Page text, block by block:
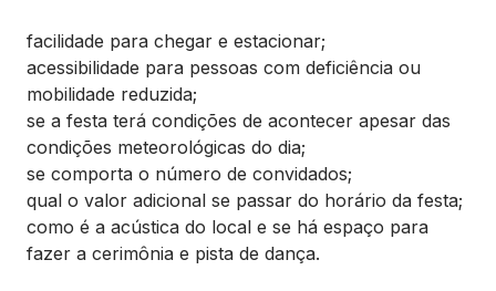
facilidade para chegar e estacionar;
acessibilidade para pessoas com deficiência ou
mobilidade reduzida;
se a festa terá condições de acontecer apesar das
condições meteorológicas do dia;
se comporta o número de convidados;
qual o valor adicional se passar do horário da festa;
como é a acústica do local e se há espaço para
fazer a cerimônia e pista de dança.